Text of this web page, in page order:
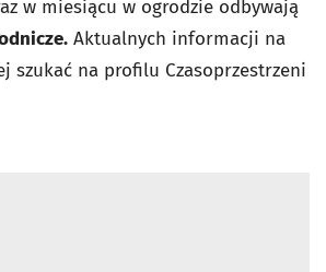
w miesiącu w ogrodzie odbywają
Aktualnych informacji na
szukać na profilu Czasoprzestrzeni